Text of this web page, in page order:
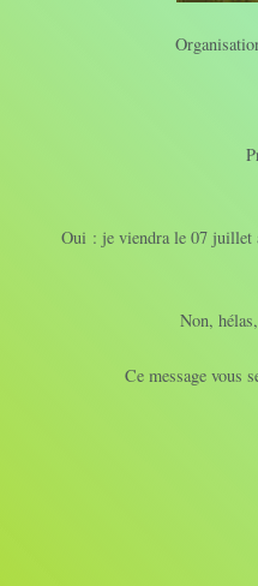
Oui : je viendra le 07 juillet
Non,
Ce message vous